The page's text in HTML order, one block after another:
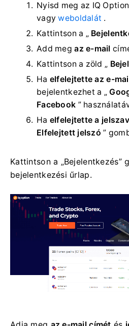
Nyisd meg az IQ
vagyweboldalát .
Kattintson a „
Add megaz e-mail
Kattintson a zöld „
Ha elfelejtette az e-
bejelentkezhet a „
Facebook ”
Ha elfelejtette a
Elfelejtett jelszó ”
Kattintson a „Bejelentkezés”
bejelentkezési űrlap.